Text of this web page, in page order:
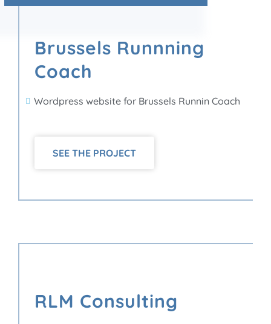
Brussels Runnning
Coach
Wordpress website for Brussels Runnin Coach
SEE THE PROJECT
RLM Consulting